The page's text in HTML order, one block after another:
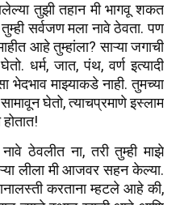
तुझी तहान मी भागवू शकत
सर्वजण मला नावे ठेवता. पण
आहे तुम्हांला? साऱ्या जगाची
धर्म, जात, पंथ, वर्ण इत्यादी
माझ्याकडे नाही. तुमच्या
सामावून घेतो, त्याचप्रमाणे इस्लाम
नावे ठेवलीत ना, तरी तुम्ही माझे
लीला मी आजवर सहन केल्या.
करताना म्हटले आहे की,